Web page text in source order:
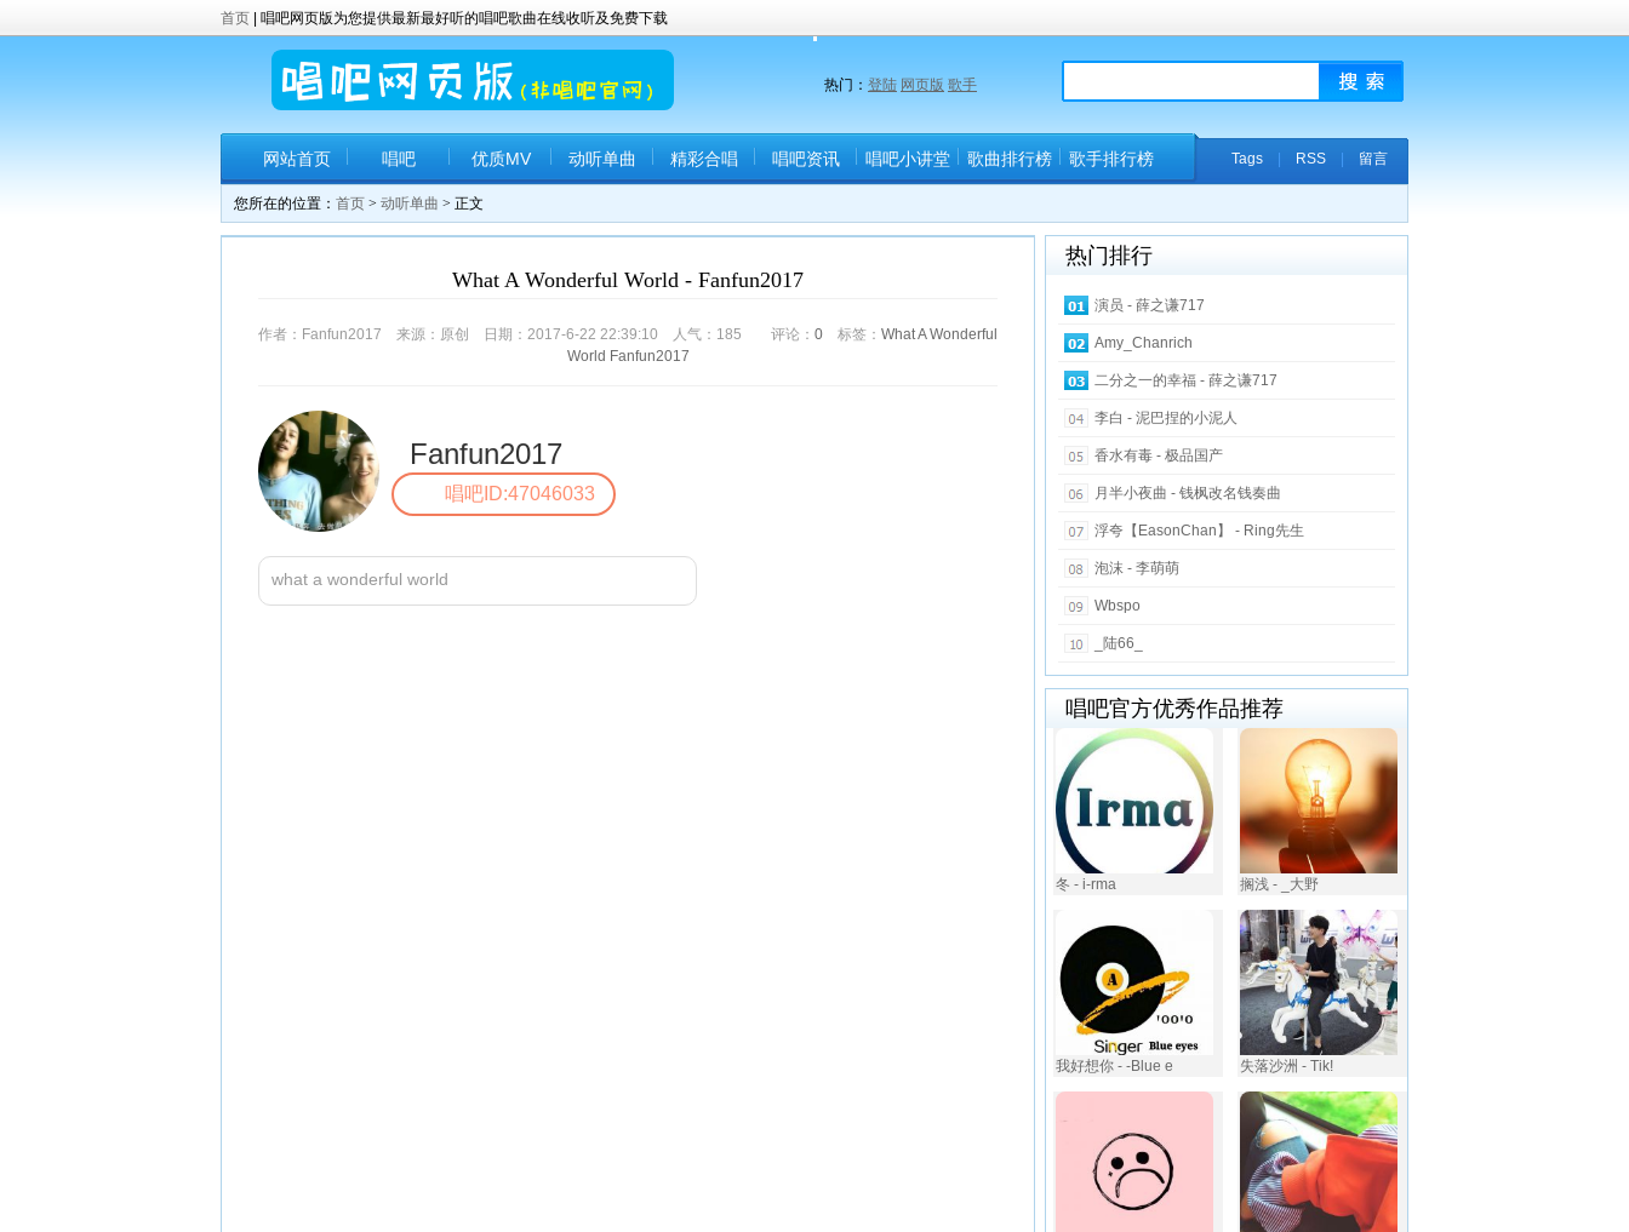
首页 | 唱吧网页版为您提供最新最好听的唱吧歌曲在线收听及免费下载
热门： 登陆 网页版 歌手
网站首页 唱吧 优质MV 动听单曲 精彩合唱 唱吧资讯 唱吧小讲堂 歌曲排行榜 歌手排行榜 Tags| RSS| 留言
您所在的位置： 首页 > 动听单曲 > 正文
What A Wonderful World - Fanfun2017
作者：Fanfun2017 来源：原创 日期：2017-6-22 22:39:10 人气： 185 评论： 0 标签： WhatA Wonderful
World Fanfun2017
Fanfun2017
唱吧ID:47046033
what a wonderful world
热门排行
演员 - 薛之谦717
Amy_Chanrich
二分之一的幸福 - 薛之谦717
李白 - 泥巴捏的小泥人
香水有毒 - 极品国产
月半小夜曲 - 钱枫改名钱奏曲
浮夸【EasonChan】 - Ring先生
泡沫 - 李萌萌
Wbspo
_陆66_
唱吧官方优秀作品推荐
冬 - i-rma 搁浅 - _大野
我好想你 - -Blue e 失落沙洲 - Tik!